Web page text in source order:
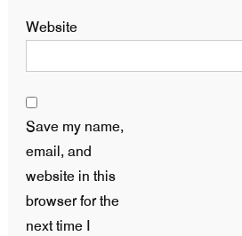
Website
Save my name,
email, and
website in this
browser for the
next time I